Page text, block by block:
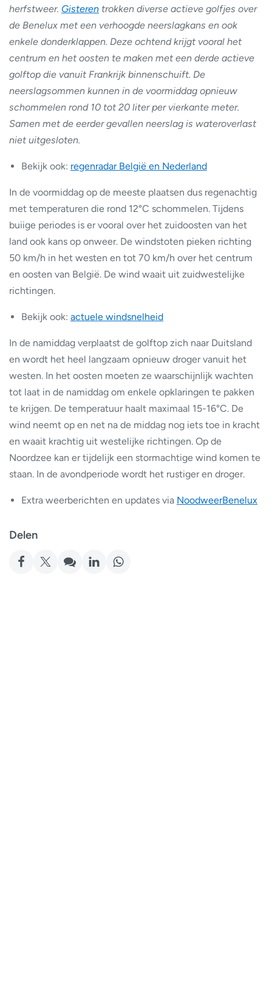
herfstweer. Gisteren trokken diverse actieve golfjes over
de Benelux met een verhoogde neerslagkans en ook
enkele donderklappen. Deze ochtend krijgt vooral het
centrum en het oosten te maken met een derde actieve
golftop die vanuit Frankrijk binnenschuift. De
neerslagsommen kunnen in de voormiddag opnieuw
schommelen rond 10 tot 20 liter per vierkante meter.
Samen met de eerder gevallen neerslag is wateroverlast
niet uitgesloten.
Bekijk ook: regenradar België en Nederland
In de voormiddag op de meeste plaatsen dus regenachtig
met temperaturen die rond 12°C schommelen. Tijdens
buiige periodes is er vooral over het zuidoosten van het
land ook kans op onweer. De windstoten pieken richting
50 km/h in het westen en tot 70 km/h over het centrum
en oosten van België. De wind waait uit zuidwestelijke
richtingen.
Bekijk ook: actuele windsnelheid
In de namiddag verplaatst de golftop zich naar Duitsland
en wordt het heel langzaam opnieuw droger vanuit het
westen. In het oosten moeten ze waarschijnlijk wachten
tot laat in de namiddag om enkele opklaringen te pakken
te krijgen. De temperatuur haalt maximaal 15-16°C. De
wind neemt op en net na de middag nog iets toe in kracht
en waait krachtig uit westelijke richtingen. Op de
Noordzee kan er tijdelijk een stormachtige wind komen te
staan. In de avondperiode wordt het rustiger en droger.
Extra weerberichten en updates via NoodweerBenelux
Delen